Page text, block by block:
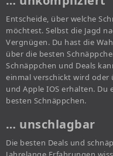
Entscheide, über welche
möchtest. Selbst die Jagd
Vergnügen. Du hast die
über die besten
Schnäppchen und Deals
einmal verschickt wird oder
und Apple IOS erhalten.
besten Schnäppchen.
… unschlagbar
Die besten Deals und